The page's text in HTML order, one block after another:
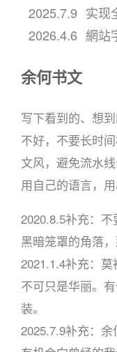
2025.7.9 实现
2026.4.6 網站
余何书文
写下看到的、想
不好，不要长时
文风，避免流水
用自己的语言，用
2020.8.5补充：
黑暗笼罩的角落
2021.1.4补充：
不可只是华丽。
装。
2025.7.9补充：余